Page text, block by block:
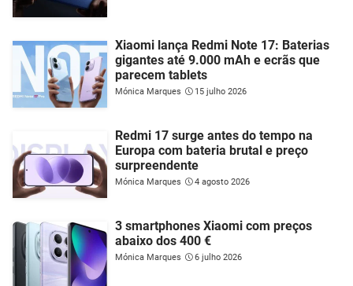
Xiaomi lança Redmi Note 17: Baterias
gigantes até 9.000 mAh e ecrãs que
parecem tablets
Mónica Marques 15 julho 2026
Redmi 17 surge antes do tempo na
Europa com bateria brutal e preço
surpreendente
Mónica Marques 4 agosto 2026
3 smartphones Xiaomi com preços
abaixo dos 400 €
Mónica Marques 6 julho 2026